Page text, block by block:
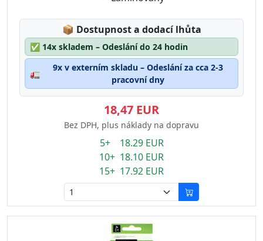
📦 Lagerstatus:
Dostupnost a dodací lhůta
✅ 14x skladem – Odeslání do 24 hodin
🚛
9x v externím skladu – Odeslání za cca 2-3
pracovní dny
18,47 EUR
Bez DPH, plus náklady na dopravu
5+ 18.29 EUR
10+ 18.10 EUR
15+ 17.92 EUR